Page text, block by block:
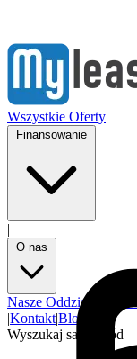
Wszystkie Oferty|
|
Nasze Oddziały
|Kontakt|Blog
Wyszukaj samochód